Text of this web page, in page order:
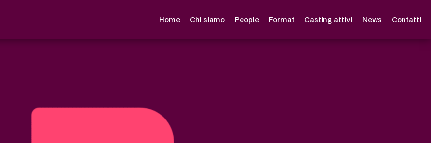
Home Chi siamo People Format Casting attivi News Contatti